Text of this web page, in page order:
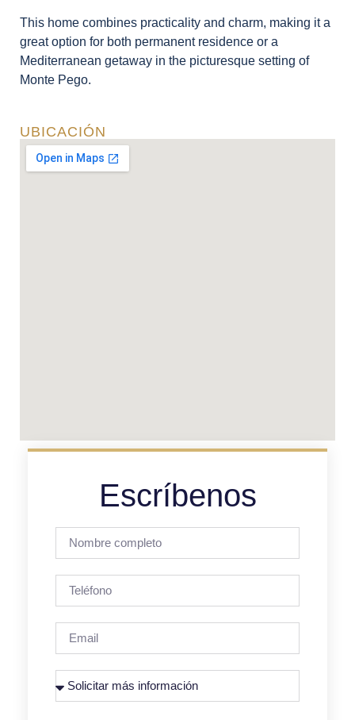
This home combines practicality and charm, making it a
great option for both permanent residence or a
Mediterranean getaway in the picturesque setting of
Monte Pego.
UBICACIÓN
Escríbenos